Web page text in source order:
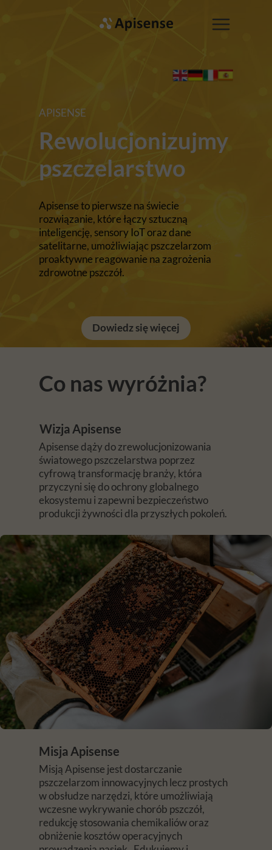
APISENSE
Rewolucjonizujmy
pszczelarstwo
Apisense to pierwsze na świecie
rozwiązanie, które łączy sztuczną
inteligencję, sensory IoT oraz dane
satelitarne, umożliwiając pszczelarzom
proaktywne reagowanie na zagrożenia
zdrowotne pszczół.
Dowiedz się więcej
Co nas wyróżnia?
Wizja Apisense
Apisense dąży do zrewolucjonizowania
światowego pszczelarstwa poprzez
cyfrową transformację branży, która
przyczyni się do ochrony globalnego
ekosystemu i zapewni bezpieczeństwo
produkcji żywności dla przyszłych pokoleń.
Misja Apisense
Misją Apisense jest dostarczanie
pszczelarzom innowacyjnych lecz prostych
w obsłudze narzędzi, które umożliwiają
wczesne wykrywanie chorób pszczół,
redukcję stosowania chemikaliów oraz
obniżenie kosztów operacyjnych